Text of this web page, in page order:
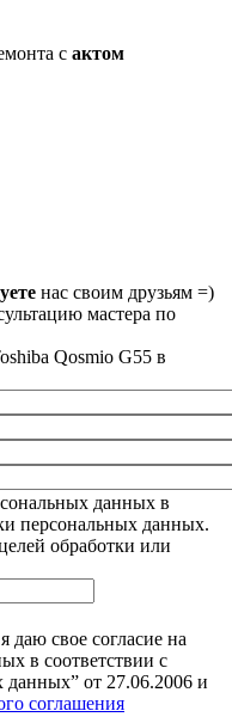
с актом
нас своим друзьям =)
мастера по
Qosmio G55 в
данных в
персональных данных.
обработки или
свое согласие на
в соответствии с
от 27.06.2006 и
соглашения